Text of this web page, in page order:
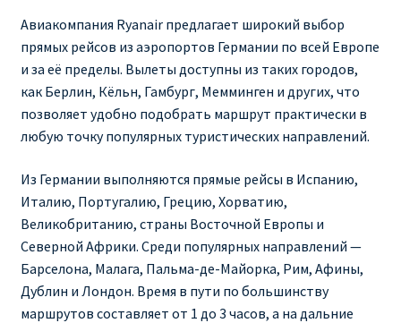
RYANAIR КУПИТЬ БИЛЕТЫ ENGLISH
Ryanair направления, акции
Ryanair онлайн регистрация
Ryanair пересадки
RYANAIR ПОДГОРИЦА, ЧЕРНОГОРИЯ
Ryanair Польша
Авиакомпания Ryanair предлагает широкий выбор
прямых рейсов из аэропортов Германии по всей Европе
и за её пределы. Вылеты доступны из таких городов,
как Берлин, Кёльн, Гамбург, Мемминген и других, что
позволяет удобно подобрать маршрут практически в
любую точку популярных туристических направлений.
Из Германии выполняются прямые рейсы в Испанию,
Италию, Португалию, Грецию, Хорватию,
Великобританию, страны Восточной Европы и
Северной Африки. Среди популярных направлений —
Барселона, Малага, Пальма-де-Майорка, Рим, Афины,
Дублин и Лондон. Время в пути по большинству
маршрутов составляет от 1 до 3 часов, а на дальние